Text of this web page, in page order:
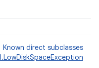
Known direct subclasses